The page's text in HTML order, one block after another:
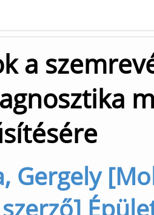
a
Gergely